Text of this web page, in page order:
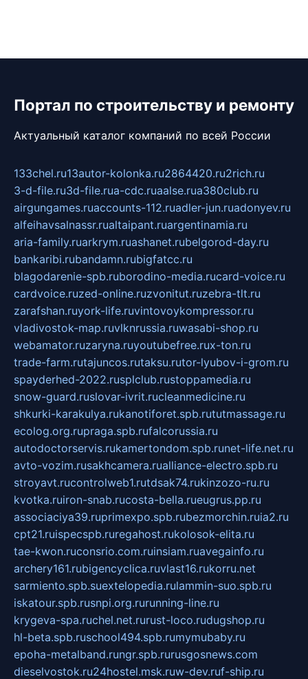
Портал по строительству и ремонту
Актуальный каталог компаний по всей России
133chel.ru13autor-kolonka.ru2864420.ru2rich.ru
3-d-file.ru3d-file.rua-cdc.ruaalse.rua380club.ru
airgungames.ruaccounts-112.ruadler-jun.ruadonyev.ru
alfeihavsalnassr.rualtaipant.ruargentinamia.ru
aria-family.ruarkrym.ruashanet.rubelgorod-day.ru
bankaribi.rubandamn.rubigfatcc.ru
blagodarenie-spb.ruborodino-media.rucard-voice.ru
cardvoice.ruzed-online.ruzvonitut.ruzebra-tlt.ru
zarafshan.ruyork-life.ruvintovoykompressor.ru
vladivostok-map.ruvlknrussia.ruwasabi-shop.ru
webamator.ruzaryna.ruyoutubefree.rux-ton.ru
trade-farm.rutajuncos.rutaksu.rutor-lyubov-i-grom.ru
spayderhed-2022.rusplclub.rustoppamedia.ru
snow-guard.ruslovar-ivrit.rucleanmedicine.ru
shkurki-karakulya.rukanotiforet.spb.rututmassage.ru
ecolog.org.rupraga.spb.rufalcorussia.ru
autodoctorservis.rukamertondom.spb.runet-life.net.ru
avto-vozim.rusakhcamera.rualliance-electro.spb.ru
stroyavt.rucontrolweb1.rutdsak74.rukinzozo-ru.ru
kvotka.ruiron-snab.rucosta-bella.rueugrus.pp.ru
associaciya39.ruprimexpo.spb.rubezmorchin.ruia2.ru
cpt21.ruispecspb.ruregahost.rukolosok-elita.ru
tae-kwon.ruconsrio.com.ruinsiam.ruavegainfo.ru
archery161.rubigencyclica.ruvlast16.rukorru.net
sarmiento.spb.suextelopedia.rulammin-suo.spb.ru
iskatour.spb.rusnpi.org.rurunning-line.ru
krygeva-spa.ruchel.net.rurust-loco.rudugshop.ru
hl-beta.spb.ruschool494.spb.rumymubaby.ru
epoha-metalband.rungr.spb.rurusgosnews.com
dieselvostok.ru24hostel.msk.ruw-dev.ruf-ship.ru